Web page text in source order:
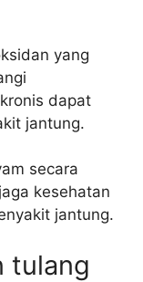
yang
dapat
jantung.
secara
kesehatan
jantung.
tulang